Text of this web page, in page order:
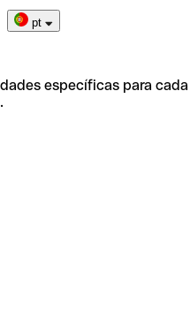
pt
específicas para cada